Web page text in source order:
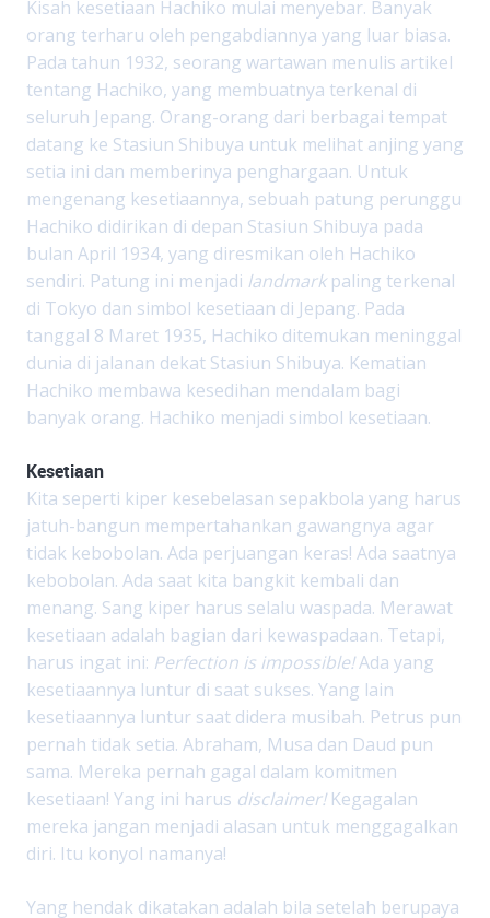
Kisah kesetiaan Hachiko mulai menyebar. Banyak
orang terharu oleh pengabdiannya yang luar biasa.
Pada tahun 1932, seorang wartawan menulis artikel
tentang Hachiko, yang membuatnya terkenal di
seluruh Jepang. Orang-orang dari berbagai tempat
datang ke Stasiun Shibuya untuk melihat anjing yang
setia ini dan memberinya penghargaan. Untuk
mengenang kesetiaannya, sebuah patung perunggu
Hachiko didirikan di depan Stasiun Shibuya pada
bulan April 1934, yang diresmikan oleh Hachiko
sendiri. Patung ini menjadi landmarkpaling terkenal
di Tokyo dan simbol kesetiaan di Jepang. Pada
tanggal 8 Maret 1935, Hachiko ditemukan meninggal
dunia di jalanan dekat Stasiun Shibuya. Kematian
Hachiko membawa kesedihan mendalam bagi
banyak orang. Hachiko menjadi simbol kesetiaan.
Kesetiaan
Kita seperti kiper kesebelasan sepakbola yang harus
jatuh-bangun mempertahankan gawangnya agar
tidak kebobolan. Ada perjuangan keras! Ada saatnya
kebobolan. Ada saat kita bangkit kembali dan
menang. Sang kiper harus selalu waspada. Merawat
kesetiaan adalah bagian dari kewaspadaan. Tetapi,
harus ingat ini: Perfection is impossible!Ada yang
kesetiaannya luntur di saat sukses. Yang lain
kesetiaannya luntur saat didera musibah. Petrus pun
pernah tidak setia. Abraham, Musa dan Daud pun
sama. Mereka pernah gagal dalam komitmen
kesetiaan! Yang ini harus disclaimer!Kegagalan
mereka jangan menjadi alasan untuk menggagalkan
diri. Itu konyol namanya!
Yang hendak dikatakan adalah bila setelah berupaya